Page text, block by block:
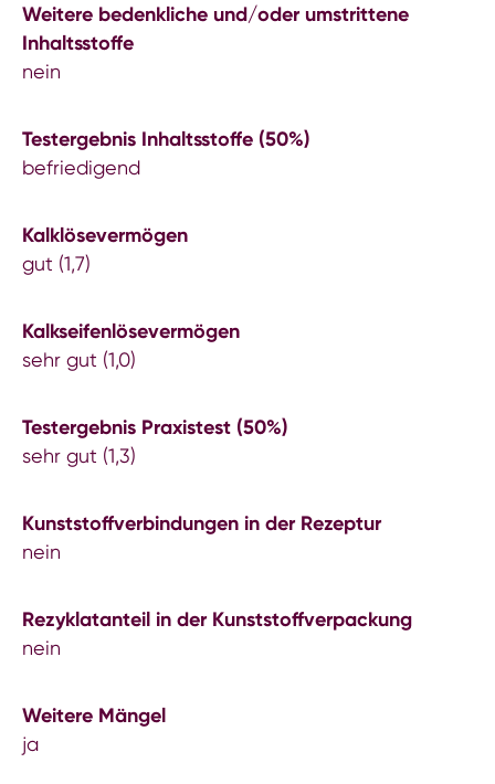
Weitere bedenkliche und/oder umstrittene
Inhaltsstoffe
nein
Testergebnis Inhaltsstoffe (50%)
befriedigend
Kalklösevermögen
gut (1,7)
Kalkseifenlösevermögen
sehr gut (1,0)
Testergebnis Praxistest (50%)
sehr gut (1,3)
Kunststoffverbindungen in der Rezeptur
nein
Rezyklatanteil in der Kunststoffverpackung
nein
Weitere Mängel
ja